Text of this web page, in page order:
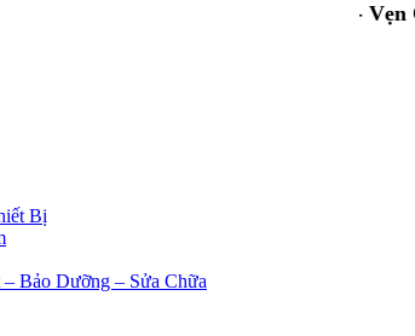
Trọn Niềm Tin - Vẹn Chữ Tín
Bị
Bảo Dưỡng – Sửa Chữa